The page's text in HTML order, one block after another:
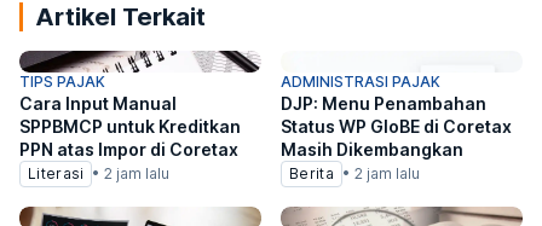
Artikel Terkait
TIPS PAJAK
Cara Input Manual
SPPBMCP untuk Kreditkan
PPN atas Impor di Coretax
Literasi • 2 jam lalu
ADMINISTRASI PAJAK
DJP: Menu Penambahan
Status WP GloBE di Coretax
Masih Dikembangkan
Berita • 2 jam lalu